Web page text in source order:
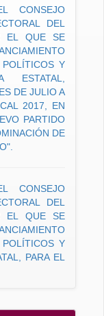
CONSEJO
DEL
EL QUE SE
Y
ESTATAL,
DE JULIO A
2017, EN
PARTIDO
DE
CONSEJO
DEL
EL QUE SE
Y
PARA EL